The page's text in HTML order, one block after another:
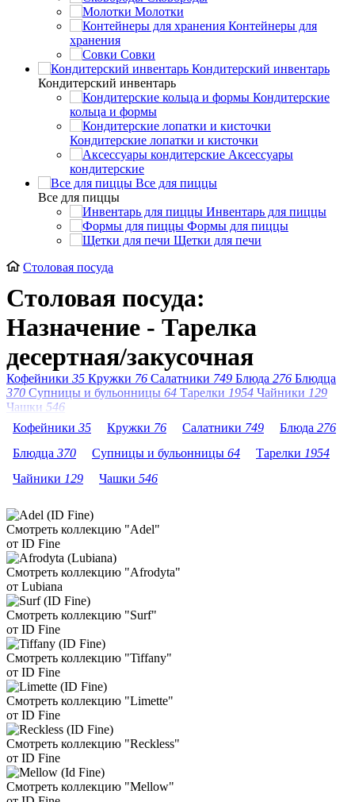
Молотки
Контейнеры для
хранения
Совки
Кондитерский инвентарь
Кондитерский инвентарь
Кондитерские
кольца и формы
Кондитерские лопатки и кисточки
Аксессуары
кондитерские
Все для пиццы
Все для пиццы
Инвентарь для пиццы
Формы для пиццы
Щетки для печи
Столовая посуда
Столовая посуда:
Назначение - Тарелка
десертная/закусочная
Кофейники 35 Кружки 76 Салатники 749 Блюда 276 Блюдца
370 Супницы и бульонницы 64 Тарелки 1954 Чайники 129
Чашки 546
Кофейники 35 Кружки 76 Салатники 749 Блюда 276
Блюдца 370 Супницы и бульонницы 64 Тарелки 1954
Чайники 129 Чашки 546
Смотреть коллекцию "Adel"
от ID Fine
Смотреть коллекцию "Afrodyta"
от Lubiana
Смотреть коллекцию "Surf"
от ID Fine
Смотреть коллекцию "Tiffany"
от ID Fine
Смотреть коллекцию "Limette"
от ID Fine
Смотреть коллекцию "Reckless"
от ID Fine
Смотреть коллекцию "Mellow"